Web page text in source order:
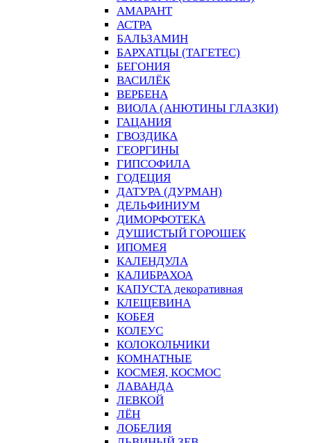
АМАРАНТ
АСТРА
БАЛЬЗАМИН
БАРХАТЦЫ (ТАГЕТЕС)
БЕГОНИЯ
ВАСИЛЁК
ВЕРБЕНА
ВИОЛА (АНЮТИНЫ ГЛАЗКИ)
ГАЦАНИЯ
ГВОЗДИКА
ГЕОРГИНЫ
ГИПСОФИЛА
ГОДЕЦИЯ
ДАТУРА (ДУРМАН)
ДЕЛЬФИНИУМ
ДИМОРФОТЕКА
ДУШИСТЫЙ ГОРОШЕК
ИПОМЕЯ
КАЛЕНДУЛА
КАЛИБРАХОА
КАПУСТА декоративная
КЛЕЩЕВИНА
КОБЕЯ
КОЛЕУС
КОЛОКОЛЬЧИКИ
КОМНАТНЫЕ
КОСМЕЯ, КОСМОС
ЛАВАНДА
ЛЕВКОЙ
ЛЁН
ЛОБЕЛИЯ